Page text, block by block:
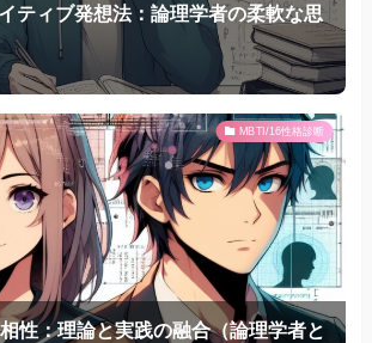
ティブ発想法：論理学者の柔軟な思
MBTI/16性格診断
性：理論と実践の融合（論理学者と